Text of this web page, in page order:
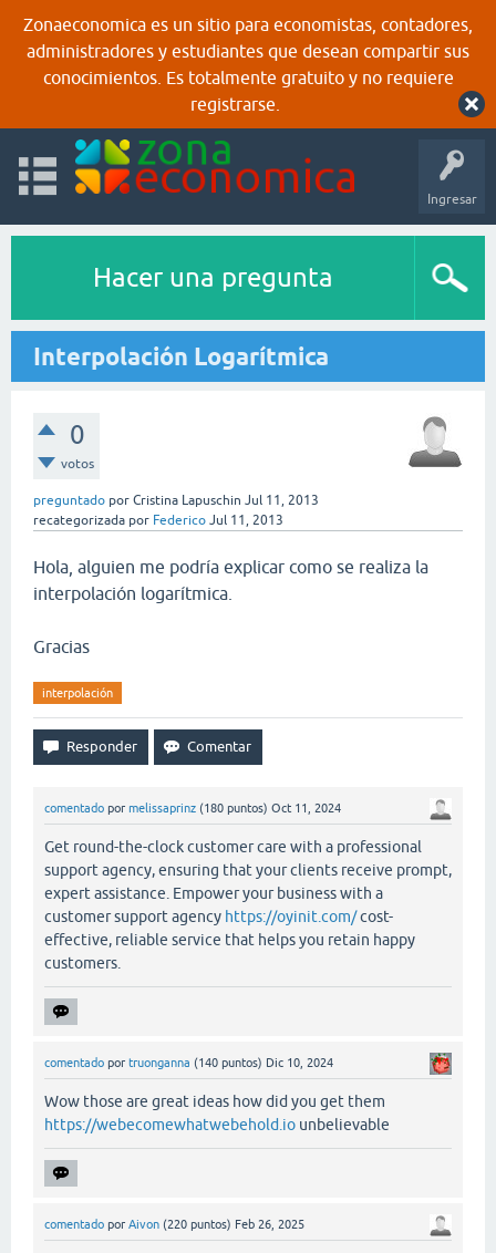
Zonaeconomica es un sitio para economistas, contadores,
administradores y estudiantes que desean compartir sus
conocimientos. Es totalmente gratuito y no requiere
registrarse.
Ingresar
Hacer una pregunta
Interpolación Logarítmica
0
votos
preguntado por Cristina Lapuschin Jul 11, 2013
recategorizada por Federico Jul 11, 2013
Hola, alguien me podría explicar como se realiza la
interpolación logarítmica.
Gracias
interpolación
comentado por melissaprinz (180 puntos) Oct 11, 2024
Get round-the-clock customer care with a professional
support agency, ensuring that your clients receive prompt,
expert assistance. Empower your business with a
customer support agency https://oyinit.com/cost-
effective, reliable service that helps you retain happy
customers.
comentado por truonganna (140 puntos) Dic 10, 2024
Wow those are great ideas how did you get them
https://webecomewhatwebehold.io unbelievable
comentado por Aivon (220 puntos) Feb 26, 2025